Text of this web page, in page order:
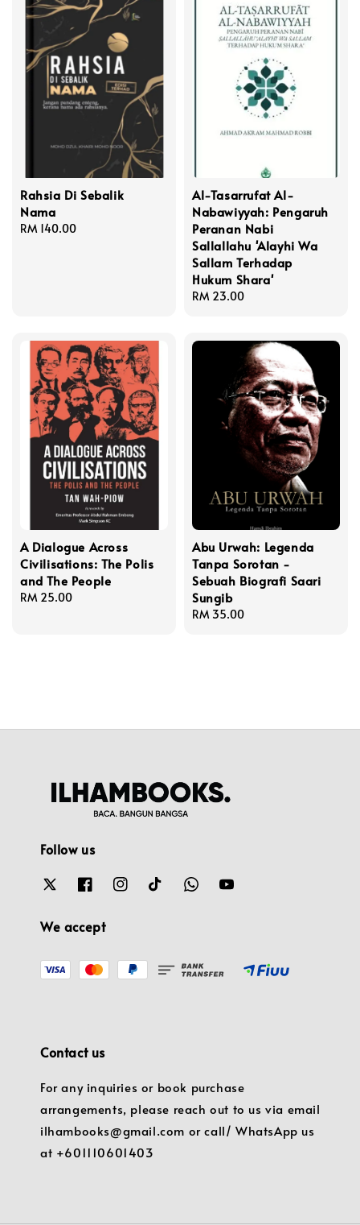
Rahsia Di Sebalik
Nama
Regular
RM 140.00
Al-Tasarrufat Al-
Nabawiyyah: Pengaruh
Peranan Nabi
Sallallahu 'Alayhi Wa
Sallam Terhadap
Hukum Shara'
Regular
RM 23.00
A Dialogue Across
Civilisations: The Polis
and The People
Regular
RM 25.00
Abu Urwah: Legenda
Tanpa Sorotan -
Sebuah Biografi Saari
Sungib
Regular
RM 35.00
Follow us
We accept
Contact us
For any inquiries or book purchase
arrangements, please reach out to us via email
ilhambooks@gmail.com or call/ WhatsApp us
at +601110601403